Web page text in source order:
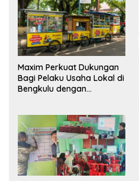
Maxim Perkuat Dukungan
Bagi Pelaku Usaha Lokal di
Bengkulu dengan
Pasar